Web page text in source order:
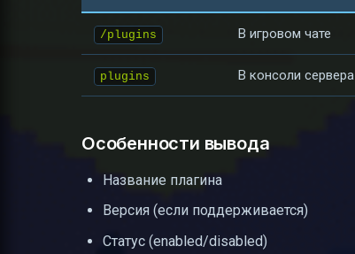
/plugins В игровом чате
plugins В консоли сервера
Особенности вывода
Название плагина
Версия (если поддерживается)
Статус (enabled/disabled)